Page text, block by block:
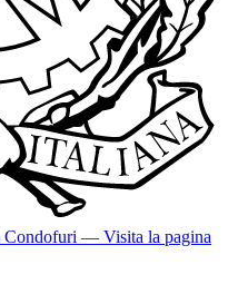
Condofuri — Visita la pagina